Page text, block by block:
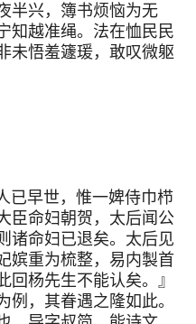
半兴，簿书烦恼为无
知越准绳。法在恤民民
未悟羞籧瑗，敢叹微躯
已早世，惟一婢侍巾栉
臣命妇朝贺，太后闻公
诸命妇已退矣。太后见
嫔重为梳整，易内製首
杨先生不能认矣。』
，其眷遇之隆如此。